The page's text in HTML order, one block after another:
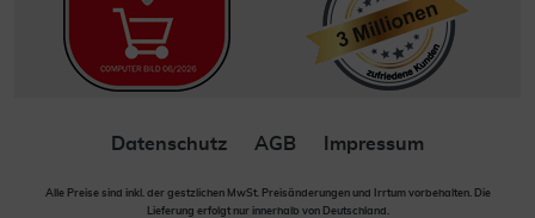
Datenschutz AGB Impressum
Alle Preise sind inkl. der gestzlichen MwSt. Preisänderungen und Irrtum vorbehalten. Die
Lieferung erfolgt nur innerhalb von Deutschland.